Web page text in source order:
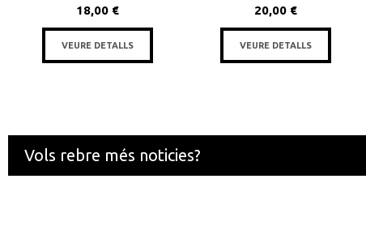
18,00 €
VEURE DETALLS
20,00 €
VEURE DETALLS
Vols rebre més noticies?